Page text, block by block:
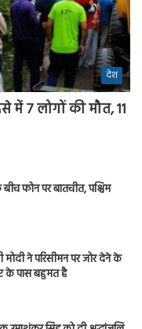
देश
7 लोगों की मौत, 11
फोन पर बातचीत, पश्चिम
मोदी ने परिसीमन पर जोर देने के
के पास बहुमत है